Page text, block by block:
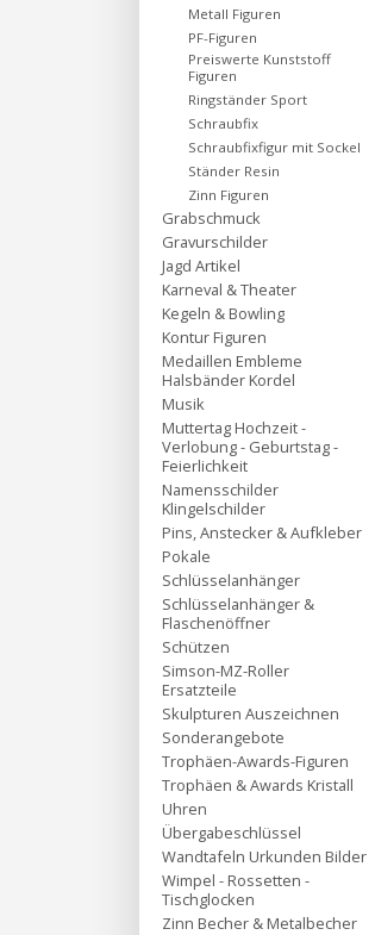
Metall Figuren
PF-Figuren
Preiswerte Kunststoff
Figuren
Ringständer Sport
Schraubfix
Schraubfixfigur mit Sockel
Ständer Resin
Zinn Figuren
Grabschmuck
Gravurschilder
Jagd Artikel
Karneval & Theater
Kegeln & Bowling
Kontur Figuren
Medaillen Embleme
Halsbänder Kordel
Musik
Muttertag Hochzeit -
Verlobung - Geburtstag -
Feierlichkeit
Namensschilder
Klingelschilder
Pins, Anstecker & Aufkleber
Pokale
Schlüsselanhänger
Schlüsselanhänger &
Flaschenöffner
Schützen
Simson-MZ-Roller
Ersatzteile
Skulpturen Auszeichnen
Sonderangebote
Trophäen-Awards-Figuren
Trophäen & Awards Kristall
Uhren
Übergabeschlüssel
Wandtafeln Urkunden Bilder
Wimpel - Rossetten -
Tischglocken
Zinn Becher & Metalbecher